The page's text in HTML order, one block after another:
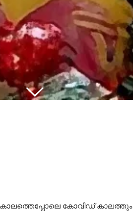
കാലത്തെപ്പോലെ കോവിഡ്